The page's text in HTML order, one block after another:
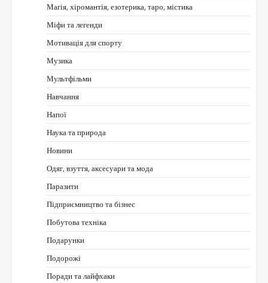
Магія, хіромантія, езотерика, таро, містика
Міфи та легенди
Мотивація для спорту
Музика
Мультфільми
Навчання
Напої
Наука та природа
Новини
Одяг, взуття, аксесуари та мода
Паразити
Підприємництво та бізнес
Побутова техніка
Подарунки
Подорожі
Поради та лайфхаки